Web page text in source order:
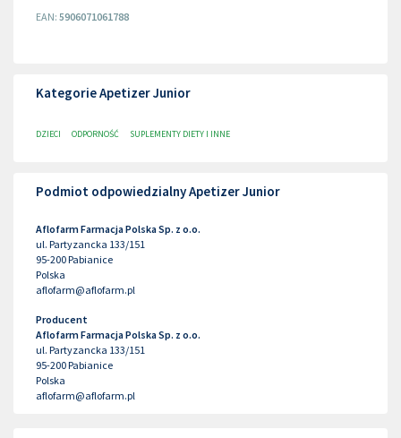
EAN: 5906071061788
Kategorie Apetizer Junior
DZIECI ODPORNOŚĆ SUPLEMENTY DIETY I INNE
Podmiot odpowiedzialny Apetizer Junior
Aflofarm Farmacja Polska Sp. z o.o.
ul. Partyzancka 133/151
95-200Pabianice
Polska
aflofarm@aflofarm.pl
Producent
Aflofarm Farmacja Polska Sp. z o.o.
ul. Partyzancka 133/151
95-200Pabianice
Polska
aflofarm@aflofarm.pl